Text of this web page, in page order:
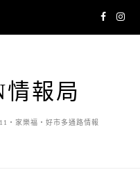
報局
・家樂福・好市多通路情報